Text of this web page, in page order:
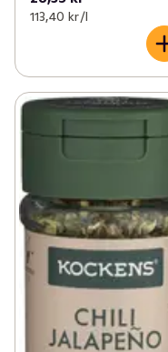
113,40 kr /l